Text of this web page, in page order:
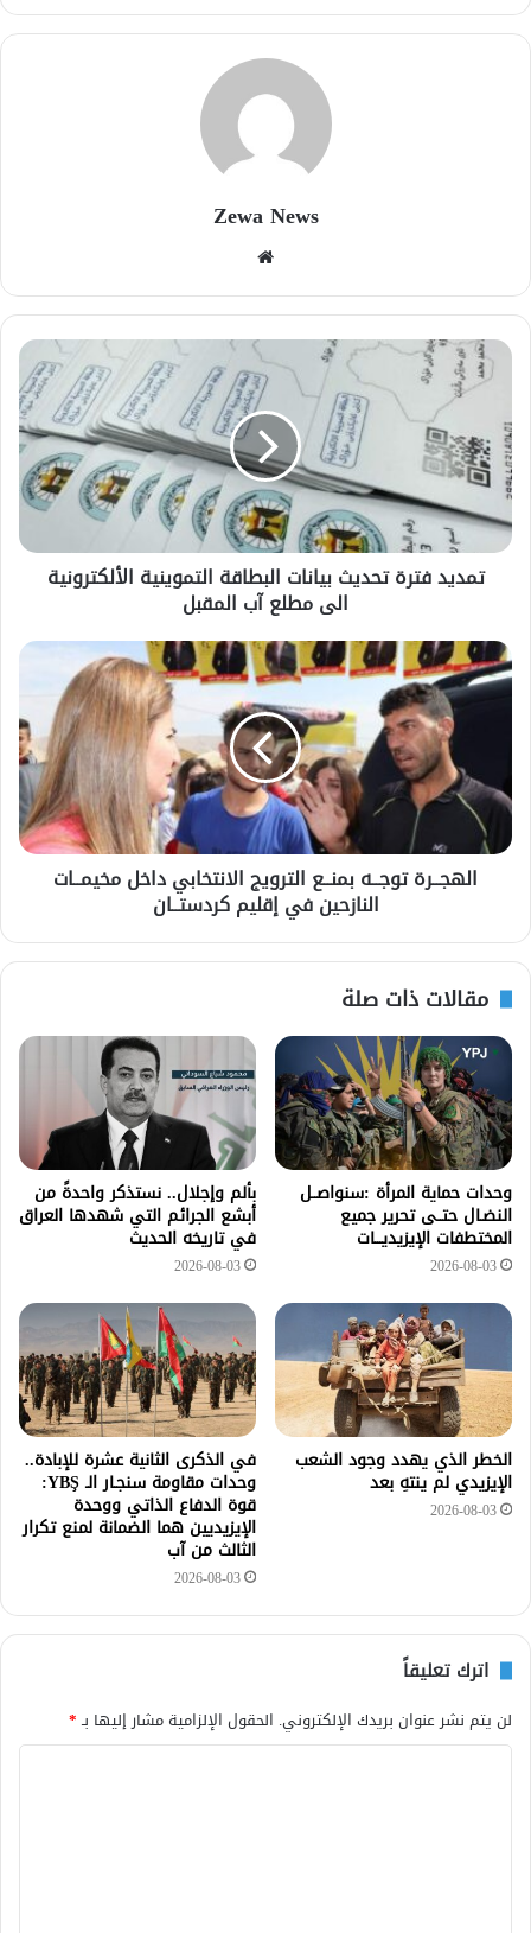
Zewa News
تمديد فترة تحديث بيانات البطاقة التموينية الألكترونية
الى مطلع آب المقبل
الهجــرة توجــه بمنــع الترويج الانتخابي داخل مخيمــات
النازحين في إقليم كردستــان
مقالات ذات صلة
وحدات حماية المرأة :سنواصــل
النضـال حتــى تحرير جميع
المختطفات الإيزيديـــات
2026-08-03
بألم وإجلال.. نستذكر واحدةً من
أبشع الجرائم التي شهدها العراق
في تاريخه الحديث
2026-08-03
الخطر الذي يهدد وجود الشعب
الإيزيدي لم ينتهِ بعد
2026-08-03
في الذكرى الثانية عشرة للإبادة..
وحدات مقاومة سنجـار الـ YBŞ:
قوة الدفاع الذاتي ووحدة
الإيزيديين هما الضمانة لمنع تكرار
الثالث من آب
2026-08-03
اترك تعليقاً
لن يتم نشر عنوان بريدك الإلكتروني. الحقول الإلزامية مشار إليها بـ*